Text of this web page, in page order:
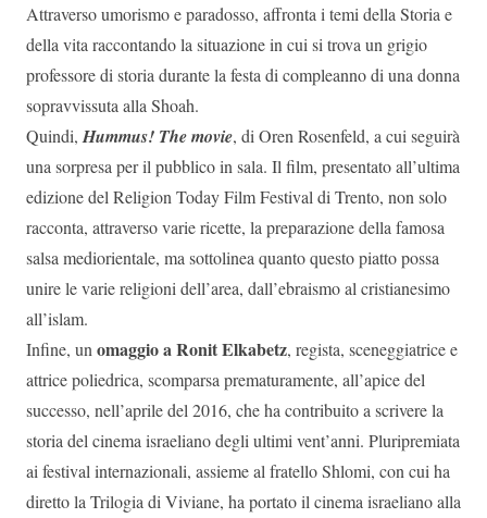
Attraverso umorismo e paradosso, affronta i temi della Storia e
della vita raccontando la situazione in cui si trova un grigio
professore di storia durante la festa di compleanno di una donna
sopravvissuta alla Shoah.
Quindi, Hummus! The movie, di Oren Rosenfeld, a cui seguirà
una sorpresa per il pubblico in sala. Il film, presentato all’ultima
edizione del Religion Today Film Festival di Trento, non solo
racconta, attraverso varie ricette, la preparazione della famosa
salsa mediorientale, ma sottolinea quanto questo piatto possa
unire le varie religioni dell’area, dall’ebraismo al cristianesimo
all’islam.
Infine, un omaggio a Ronit Elkabetz, regista, sceneggiatrice e
attrice poliedrica, scomparsa prematuramente, all’apice del
successo, nell’aprile del 2016, che ha contribuito a scrivere la
storia del cinema israeliano degli ultimi vent’anni. Pluripremiata
ai festival internazionali, assieme al fratello Shlomi, con cui ha
diretto la Trilogia di Viviane, ha portato il cinema israeliano alla